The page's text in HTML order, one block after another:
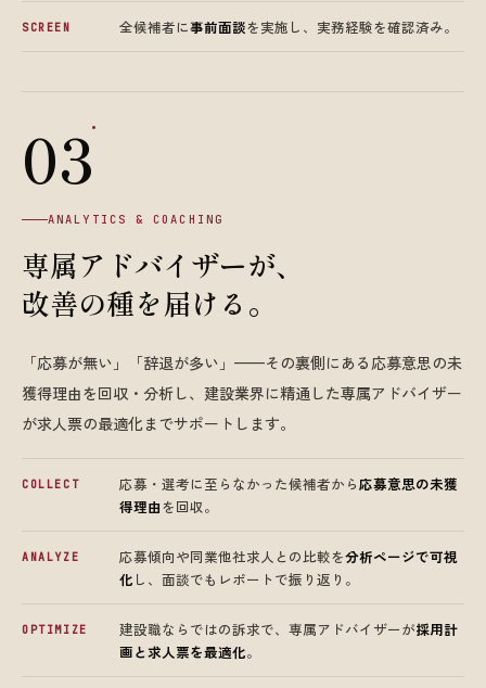
SCREEN 全候補者に事前面談を実施し、実務経験を確認済み。
03.
ANALYTICS & COACHING
専属アドバイザーが、
改善の種を届ける。
「応募が無い」「辞退が多い」——その裏側にある応募意思の未
獲得理由を回収・分析し、建設業界に精通した専属アドバイザー
が求人票の最適化までサポートします。
COLLECT 応募・選考に至らなかった候補者から応募意思の未獲
得理由を回収。
ANALYZE 応募傾向や同業他社求人との比較を分析ページで可視
化 し、面談でもレポートで振り返り。
OPTIMIZE 建設職ならではの訴求で、専属アドバイザーが採用計
画と求人票を最適化。